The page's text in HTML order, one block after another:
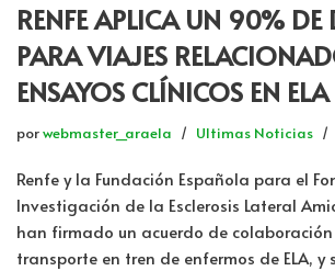
RENFE APLICA UN 90% DE
PARA VIAJES
ENSAYOS CLÍNICOS EN ELA
porwebmaster_araela Ultimas Noticias
Renfe y la Fundación Española para el
Investigación de la Esclerosis Lateral
han firmado un acuerdo de
transporte en tren de enfermos de ELA, y